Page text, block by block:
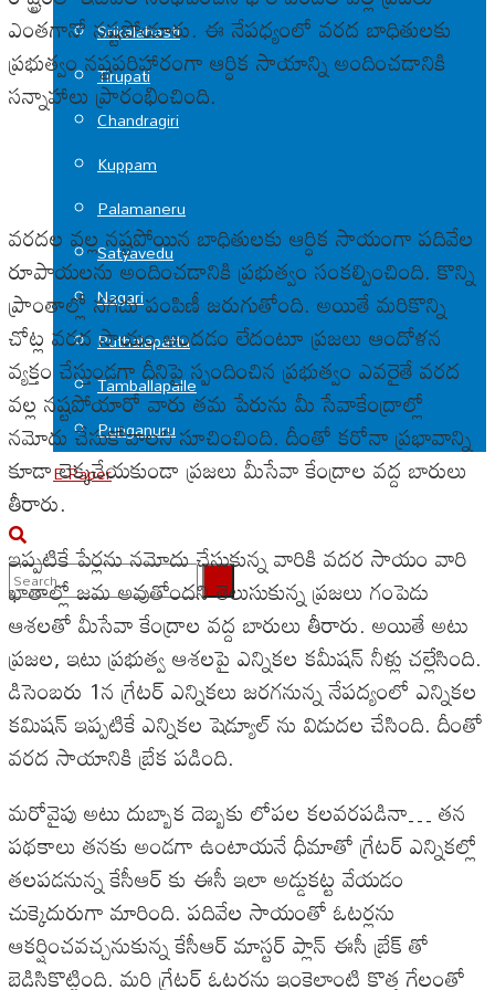
Srikalahasti
Tirupati
Chandragiri
Kuppam
Palamaneru
Satyavedu
Nagari
Puthalapattu
Tamballapalle
Punganuru
E-Paper
No Result
View All Result
ఎంతగానో నష్టపోయారు. ఈ నేపధ్యంలో వరద బాధితులకు
ప్రభుత్వం నష్టపరిహారంగా ఆర్ధిక సాయాన్ని అందించడానికి
సన్నాహాలు ప్రారంభించింది.
వరదల వల్ల నష్టపోయిన బాధితులకు ఆర్ధిక సాయంగా పదివేల
రూపాయలను అందించడానికి ప్రభుత్వం సంకల్పించింది. కొన్ని
ప్రాంతాల్లో నగదు పంపిణీ జరుగుతోంది. అయితే మరికొన్ని
చోట్ల వరద సాయం అందడం లేదంటూ ప్రజలు ఆందోళన
వ్యక్తం చేస్తుండగా దీనిపై స్పందించిన ప్రభుత్వం ఎవరైతే వరద
వల్ల నష్టపోయారో వారు తమ పేరును మీ సేవాకేంద్రాల్లో
నమోదు చేసుకోవాలని సూచించింది. దీంతో కరోనా ప్రభావాన్ని
కూడా లెక్కచేయకుండా ప్రజలు మీసేవా కేంద్రాల వద్ద బారులు
తీరారు.
ఇప్పటికే పేర్లను నమోదు చేసుకున్న వారికి వదర సాయం వారి
ఖాతాల్లో జమ అవుతోందని తెలుసుకున్న ప్రజలు గంపెడు
ఆశలతో మీసేవా కేంద్రాల వద్ద బారులు తీరారు. అయితే అటు
ప్రజల, ఇటు ప్రభుత్వ ఆశలపై ఎన్నికల కమీషన్ నీళ్లు చల్లేసింది.
డిసెంబరు 1న గ్రేటర్ ఎన్నికలు జరగనున్న నేపద్యంలో ఎన్నికల
కమిషన్ ఇప్పటికే ఎన్నికల షెడ్యూల్ ను విడుదల చేసింది. దీంతో
వరద సాయానికి బ్రేక పడింది.
మరోవైపు అటు దుబ్బాక దెబ్బకు లోపల కలవరపడినా… తన
పథకాలు తనకు అండగా ఉంటాయనే ధీమాతో గ్రేటర్ ఎన్నికల్లో
తలపడనున్న కేసీఆర్ కు ఈసీ ఇలా అడ్డుకట్ట వేయడం
చుక్కెదురుగా మారింది. పదివేల సాయంతో ఓటర్లను
ఆకర్షించవచ్చనుకున్న కేసీఆర్ మాస్టర్ ప్లాన్ ఈసీ బ్రేక్ తో
బెడిసికొట్టింది. మరి గ్రేటర్ ఓటర్లను ఇంకెలాంటి కొత్త గేలంతో